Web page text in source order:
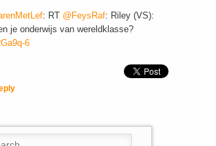
: RT @FeysRaf: Riley (VS):
je onderwijs van wereldklasse?
6